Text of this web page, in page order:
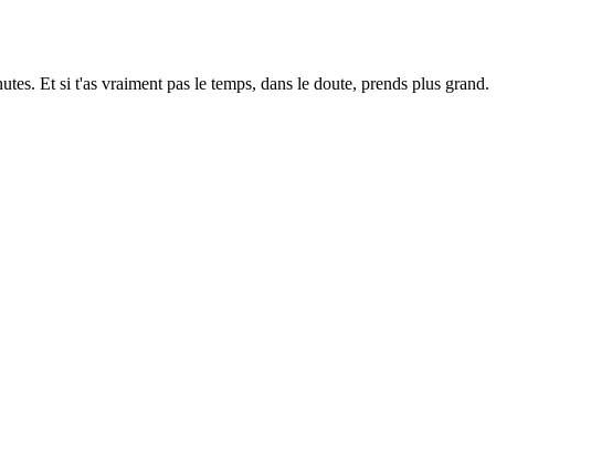
Et si t'as vraiment pas le temps, dans le doute, prends plus grand.